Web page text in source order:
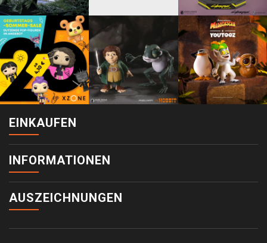
EINKAUFEN
INFORMATIONEN
AUSZEICHNUNGEN